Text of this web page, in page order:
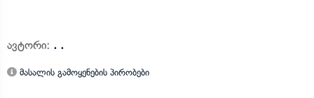
ავტორი: . .
მასალის გამოყენების პირობები